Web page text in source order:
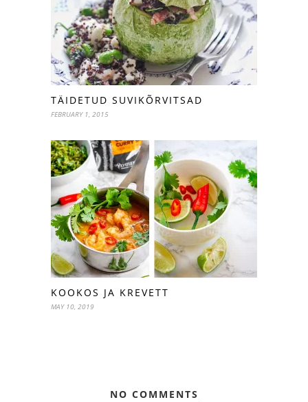
TÄIDETUD SUVIKÕRVITSAD
FEBRUARY 1, 2015
KOOKOS JA KREVETT
MAY 10, 2019
NO COMMENTS